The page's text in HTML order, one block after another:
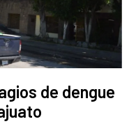
de dengue